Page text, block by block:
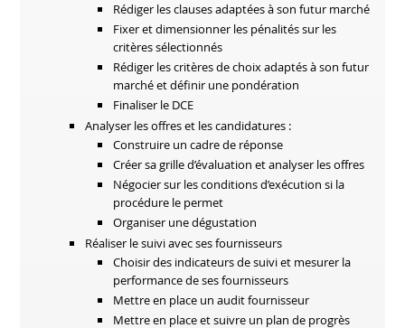
Rédiger les clauses adaptées à son futur marché
Fixer et dimensionner les pénalités sur les
critères sélectionnés
Rédiger les critères de choix adaptés à son futur
marché et définir une pondération
Finaliser le DCE
Analyser les offres et les candidatures :
Construire un cadre de réponse
Créer sa grille d’évaluation et analyser les offres
Négocier sur les conditions d’exécution si la
procédure le permet
Organiser une dégustation
Réaliser le suivi avec ses fournisseurs
Choisir des indicateurs de suivi et mesurer la
performance de ses fournisseurs
Mettre en place un audit fournisseur
Mettre en place et suivre un plan de progrès